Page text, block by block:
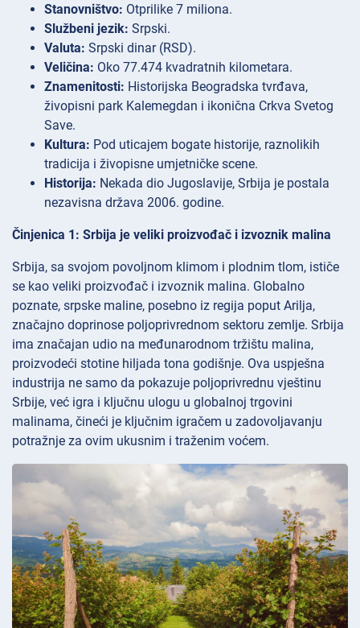
Stanovništvo: Otprilike 7 miliona.
Službeni jezik: Srpski.
Valuta: Srpski dinar (RSD).
Veličina: Oko 77.474 kvadratnih kilometara.
Znamenitosti: Historijska Beogradska tvrđava,
živopisni park Kalemegdan i ikonična Crkva Svetog
Save.
Kultura: Pod uticajem bogate historije, raznolikih
tradicija i živopisne umjetničke scene.
Historija: Nekada dio Jugoslavije, Srbija je postala
nezavisna država 2006. godine.
Činjenica 1: Srbija je veliki proizvođač i izvoznik malina
Srbija, sa svojom povoljnom klimom i plodnim tlom, ističe
se kao veliki proizvođač i izvoznik malina. Globalno
poznate, srpske maline, posebno iz regija poput Arilja,
značajno doprinose poljoprivrednom sektoru zemlje. Srbija
ima značajan udio na međunarodnom tržištu malina,
proizvodeći stotine hiljada tona godišnje. Ova uspješna
industrija ne samo da pokazuje poljoprivrednu vještinu
Srbije, već igra i ključnu ulogu u globalnoj trgovini
malinama, čineći je ključnim igračem u zadovoljavanju
potražnje za ovim ukusnim i traženim voćem.